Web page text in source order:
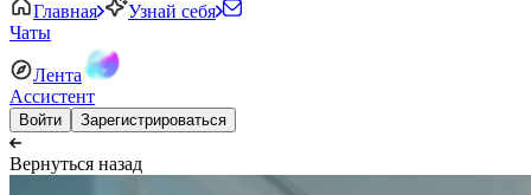
Главная
Узнай себя
Чаты
Лента
Ассистент
Войти Зарегистрироваться
Вернуться назад